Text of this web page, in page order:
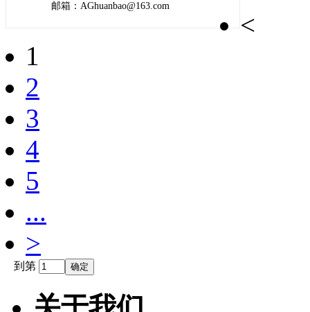
邮箱：AGhuanbao@163.com
<
1
2
3
4
5
...
>
到第